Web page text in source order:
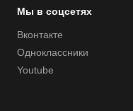
Мы в соцсетях
Вконтакте
Одноклассники
Youtube